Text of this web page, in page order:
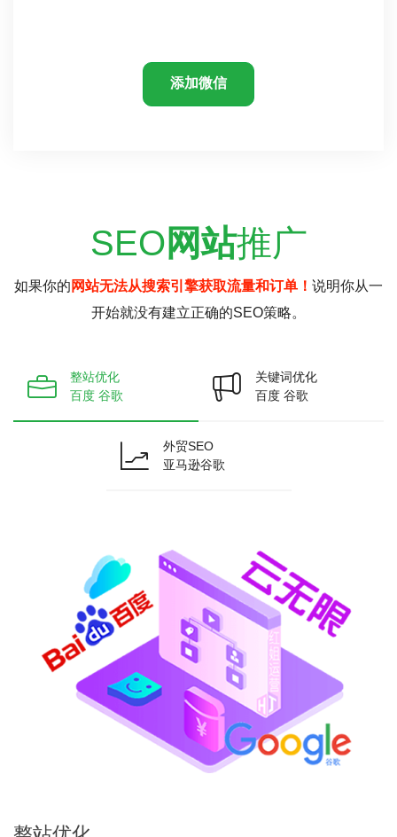
添加微信
SEO 网站推广
如果你的 网站无法从搜索引擎获取流量和订单！ 说明你从一
开始就没有建立正确的SEO策略。
整站优化
百度 谷歌
关键词优化
百度 谷歌
外贸SEO
亚马逊谷歌